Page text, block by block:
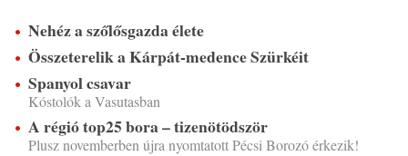
Nehéz a szőlősgazda élete
Összeterelik a Kárpát-medence Szürkéit
Spanyol csavar
Kóstolók a Vasutasban
A régió top25 bora – tizenötödször
Plusz novemberben újra nyomtatott Pécsi Borozó érkezik!